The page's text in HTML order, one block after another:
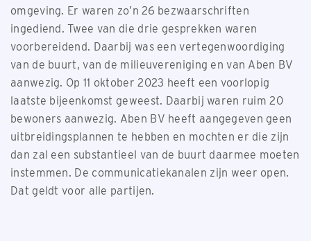
omgeving. Er waren zo’n 26 bezwaarschriften
ingediend. Twee van die drie gesprekken waren
voorbereidend. Daarbij was een vertegenwoordiging
van de buurt, van de milieuvereniging en van Aben BV
aanwezig. Op 11 oktober 2023 heeft een voorlopig
laatste bijeenkomst geweest. Daarbij waren ruim 20
bewoners aanwezig. Aben BV heeft aangegeven geen
uitbreidingsplannen te hebben en mochten er die zijn
dan zal een substantieel van de buurt daarmee moeten
instemmen. De communicatiekanalen zijn weer open.
Dat geldt voor alle partijen.